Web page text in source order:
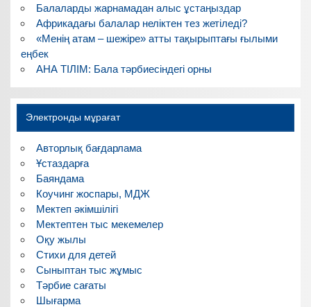
Балаларды жарнамадан алыс ұстаңыздар
Африкадағы балалар неліктен тез жетіледі?
«Менің атам – шежіре» атты тақырыптағы ғылыми
еңбек
АНА ТІЛІМ: Бала тәрбиесіндегі орны
Электронды мұрағат
Авторлық бағдарлама
Ұстаздарға
Баяндама
Коучинг жоспары, МДЖ
Мектеп әкімшілігі
Мектептен тыс мекемелер
Оқу жылы
Стихи для детей
Сыныптан тыс жұмыс
Тәрбие сағаты
Шығарма